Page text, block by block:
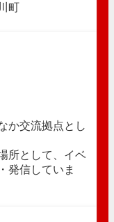
町
か交流拠点とし
所として、イベ
発信していま